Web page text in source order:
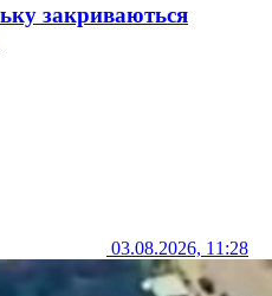
закриваються
03.08.2026, 11:28